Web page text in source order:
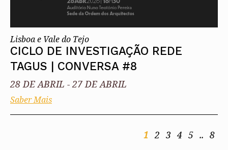
Lisboa e Vale do Tejo
CICLO DE INVESTIGAÇÃO REDE
TAGUS | CONVERSA #8
28 DE ABRIL -27 DE ABRIL
Saber Mais
1 2 3 4 5 .. 8